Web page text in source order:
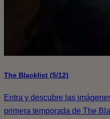
The Blacklist (5/12)
Entra y descubre las
primera temporada de The